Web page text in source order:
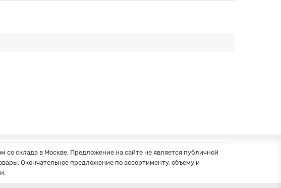
склада в Москве. Предложение на сайте не является публичной
Окончательное предложение по ассортименту, объему и